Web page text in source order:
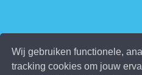
Wij gebruiken functionele,
tracking cookies om jouw